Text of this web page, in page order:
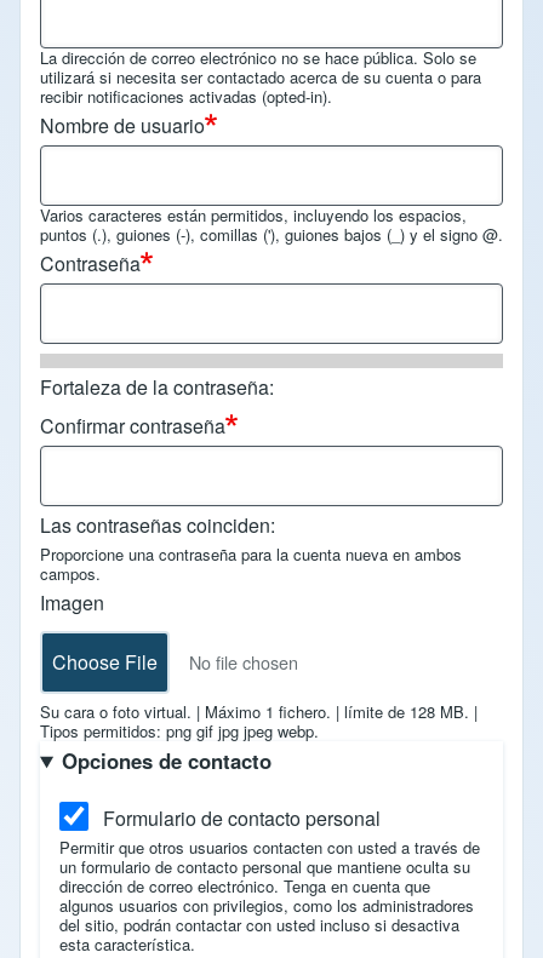
La dirección de correo electrónico no se hace pública. Solo se
utilizará si necesita ser contactado acerca de su cuenta o para
recibir notificaciones activadas (opted-in).
Nombre de usuario
Varios caracteres están permitidos, incluyendo los espacios,
puntos (.), guiones (-), comillas ('), guiones bajos (_) y el signo @.
Contraseña
Fortaleza de la contraseña:
Confirmar contraseña
Las contraseñas coinciden:
Proporcione una contraseña para la cuenta nueva en ambos
campos.
Imagen
Choose File No file chosen
Su cara o foto virtual. | Máximo 1 fichero. | límite de 128 MB. |
Tipos permitidos: png gif jpg jpeg webp.
Opciones de contacto
Formulario de contacto personal
Permitir que otros usuarios contacten con usted a través de
un formulario de contacto personal que mantiene oculta su
dirección de correo electrónico. Tenga en cuenta que
algunos usuarios con privilegios, como los administradores
del sitio, podrán contactar con usted incluso si desactiva
esta característica.